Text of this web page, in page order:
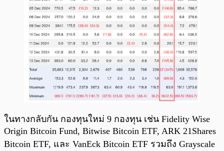
ในทางกลับกัน กองทุนใหม่ 9 กองทุน เช่น Fidelity Wise
Origin Bitcoin Fund, Bitwise Bitcoin ETF, ARK 21Shares
Bitcoin ETF, และ VanEck Bitcoin ETF รวมถึง Grayscale